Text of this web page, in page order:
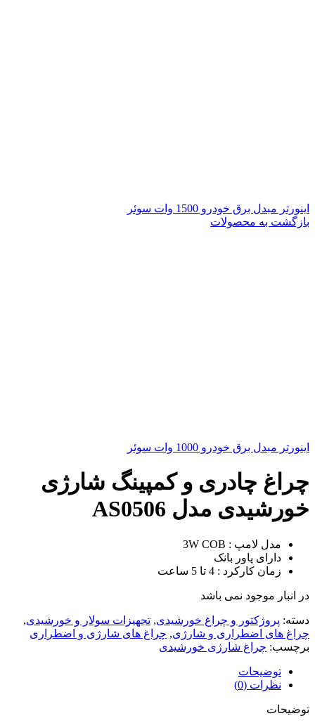
اینورتر مبدل برق خودرو 1500 وات سوئر
بازگشت به محصولات
اینورتر مبدل برق خودرو 1000 وات سوئر
چراغ چادری و کمپینگ شارژی
خورشیدی مدل AS0506
مدل لامپ : 3W COB
دارای پاور بانک
زمان کارکرد : 4 تا 5 ساعت
در انبار موجود نمی باشد
دسته: پروژکتور و چراغ خورشیدی, تجهیزات سولار و خورشیدی,
چراغ های اضطراری و شارژی, چراغ های شارژی و اضطراری
برچسب: چراغ شارژی خورشیدی
توضیحات
نظرات (0)
توضیحات